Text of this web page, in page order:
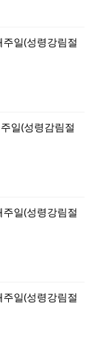
일(성령강림절
일(성령감림절
일(성령강림절
일(성령강림절